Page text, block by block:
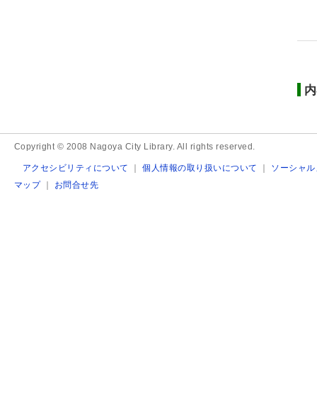
Copyright © 2008 Nagoya City Library. All rights reserved.
アクセシビリティについて ｜個人情報の取り扱いについて ｜ ソーシャ
マップ｜ お問合せ先